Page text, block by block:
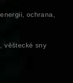
ochrana,
věštecké sny